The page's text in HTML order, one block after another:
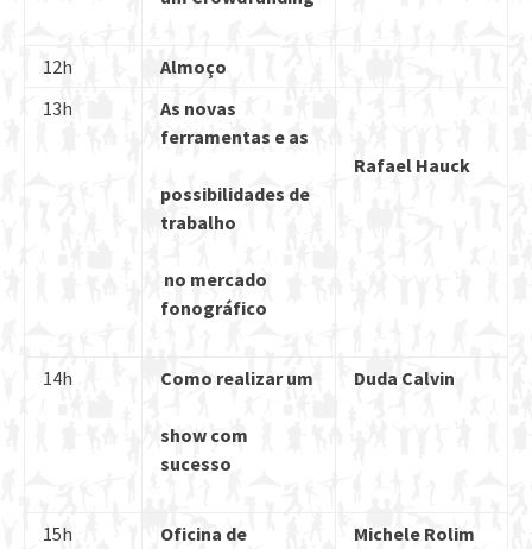
12h
Almoço
13h
As novas
ferramentas e as
possibilidades de
trabalho
no mercado
fonográfico
Rafael Hauck
14h Como realizar um
show com
sucesso
Duda Calvin
15h
Oficina de
Michele Rolim